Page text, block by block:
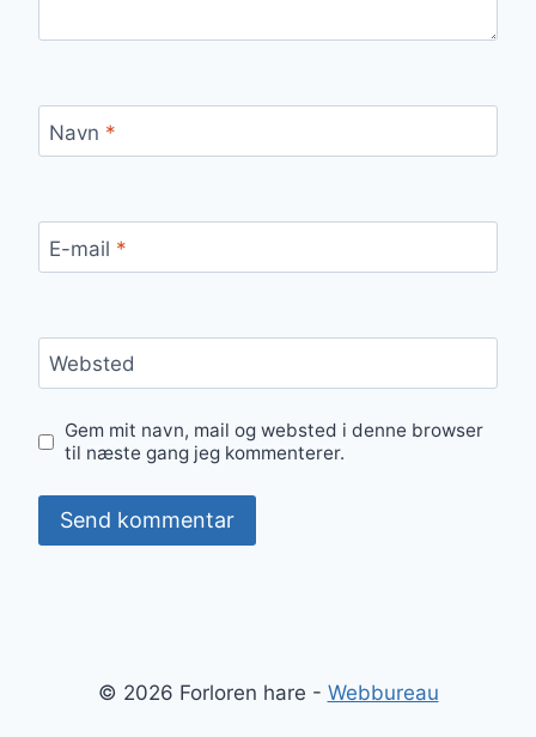
Navn *
E-mail *
Websted
Gem mit navn, mail og websted i denne browser
til næste gang jeg kommenterer.
© 2026 Forloren hare - Webbureau